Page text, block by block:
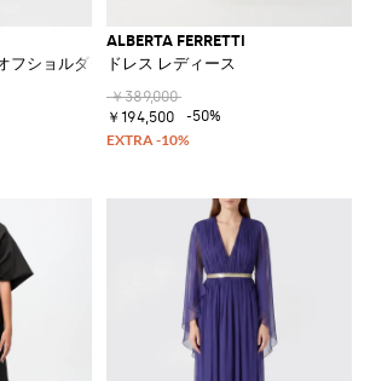
フショルダー ロングシースドレス
ALBERTA FERRETTI
ドレス レディース
￥389,000
￥194,500
-50%